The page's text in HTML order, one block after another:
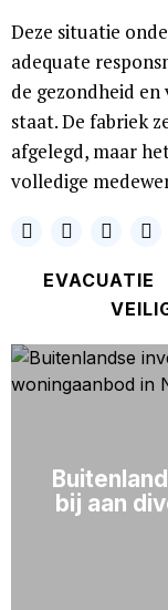
Deze situatie
adequate
de gezondheid
staat. De fabriek
afgelegd, maar
volledige
EVACUATIE
bij aan